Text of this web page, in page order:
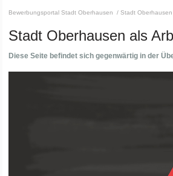
Bewerbungsportal Stadt Oberhausen / Stadt
Stadt Oberhausen als
Diese Seite befindet sich gegenwärtig in der